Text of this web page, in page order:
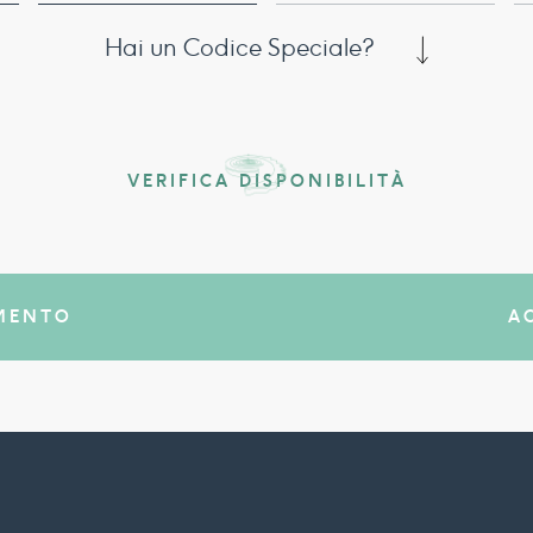
Hai un Codice Speciale?
VERIFICA DISPONIBILITÀ